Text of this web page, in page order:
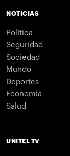
NOTICIAS
Política
Seguridad
Sociedad
Mundo
Deportes
Economía
Salud
UNITEL TV